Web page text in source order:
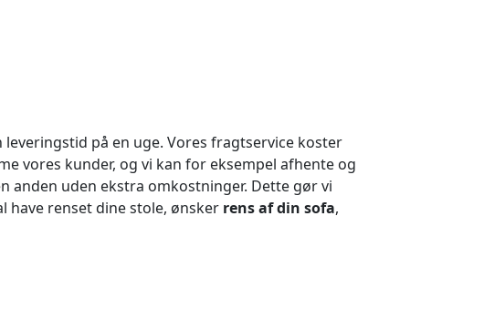
på en uge. Vores fragtservice koster
vores kunder, og vi kan for eksempel afhente og
anden uden ekstra omkostninger. Dette gør vi
have renset dine stole, ønsker rens af din sofa,